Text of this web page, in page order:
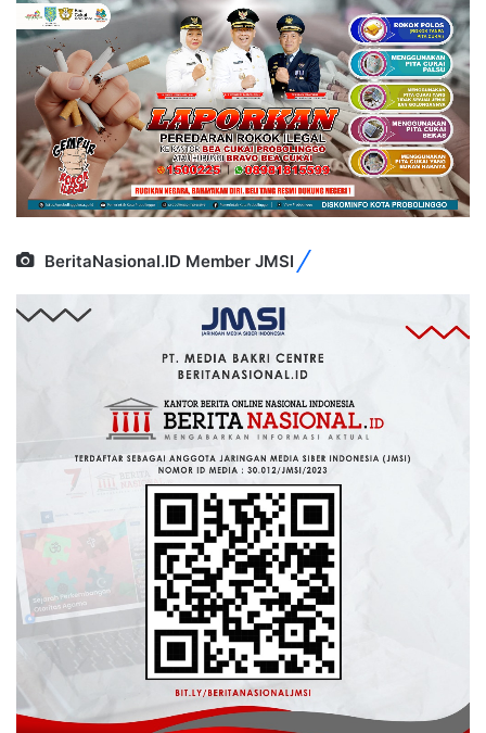
BeritaNasional.ID Member JMSI